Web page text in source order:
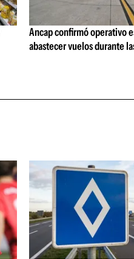
Ancap confirmó operativo
abastecer vuelos durante